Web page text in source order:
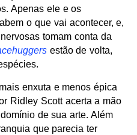
Apenas ele e os
o que vai acontecer, e,
tomam conta da
estão de volta,
enxuta e menos épica
Ridley Scott acerta a mão
de sua arte. Além
que parecia ter